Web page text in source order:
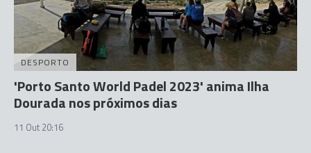
DESPORTO
'Porto Santo World Padel 2023' anima Ilha
Dourada nos próximos dias
11 Out 20:16